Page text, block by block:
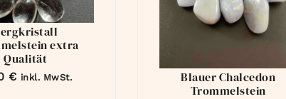
extra
Qualität
€ inkl. MwSt.
Blauer Chalcedon
Trommelstein